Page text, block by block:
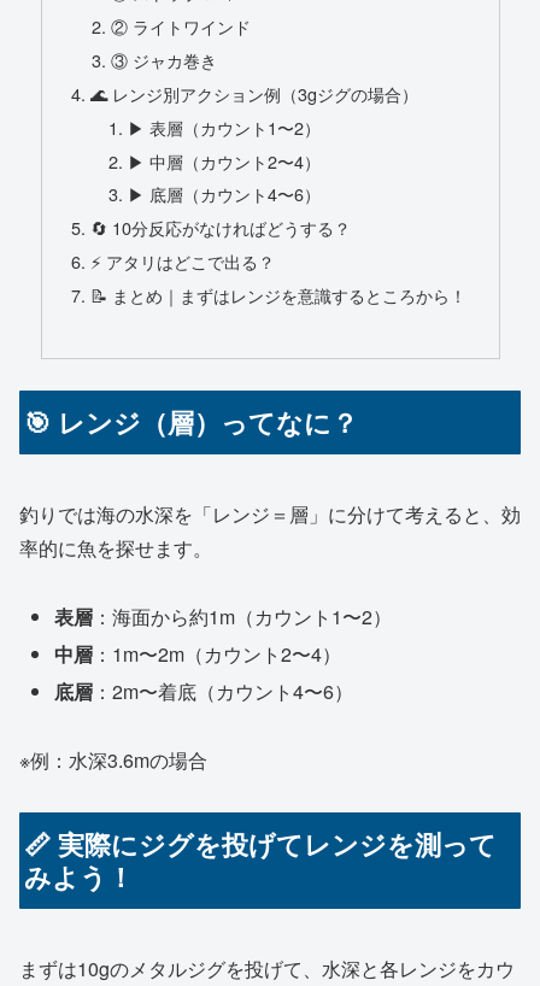
② ライトワインド
③ ジャカ巻き
🌊 レンジ別アクション例（3gジグの場合）
▶ 表層（カウント1〜2）
▶ 中層（カウント2〜4）
▶ 底層（カウント4〜6）
🔄 10分反応がなければどうする？
⚡ アタリはどこで出る？
📝 まとめ｜まずはレンジを意識するところから！
🎯 レンジ（層）ってなに？
釣りでは海の水深を「レンジ＝層」に分けて考えると、効
率的に魚を探せます。
表層 ：海面から約1m（カウント1〜2）
中層 ：1m〜2m（カウント2〜4）
底層 ：2m〜着底（カウント4〜6）
※例：水深3.6mの場合
📏 実際にジグを投げてレンジを測って
みよう！
まずは10gのメタルジグを投げて、水深と各レンジをカウ